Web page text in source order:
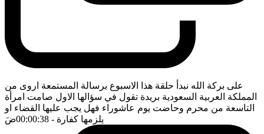
على بركة الله نبدأ حلقة هذا الاسبوع برسالة المستمعة اروى من
المملكة العربية السعودية بريدة تقول في سؤالها الاول صامت امرأة
التاسعة من محرم وحاضت يوم عاشوراء فهل يجب عليها القضاء او
يلزمها كفارة - 00:00:38 ضَ